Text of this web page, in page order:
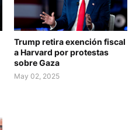
Trump retira exención fiscal
a Harvard por protestas
sobre Gaza
May 02, 2025